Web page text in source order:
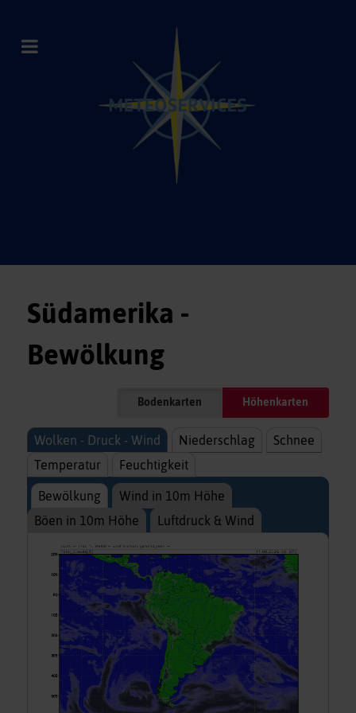
Südamerika -
Bewölkung
Bodenkarten Höhenkarten
Wolken - Druck - Wind Niederschlag
Schnee
Temperatur
Feuchtigkeit
Bewölkung
Wind in 10m Höhe
Böen in 10m Höhe
Luftdruck & Wind